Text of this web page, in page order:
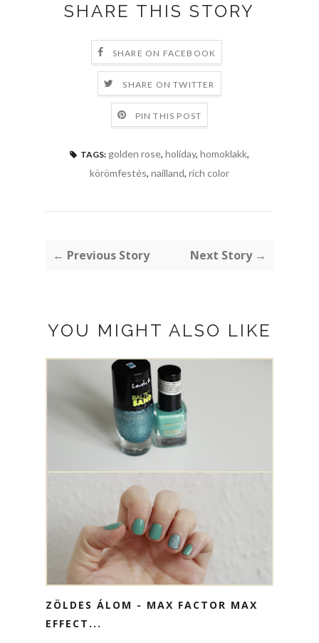
SHARE THIS STORY
SHARE ON FACEBOOK
SHARE ON TWITTER
PIN THIS POST
TAGS: golden rose, holiday, homoklakk,
körömfestés, nailland, rich color
← Previous Story Next Story →
YOU MIGHT ALSO LIKE
ZÖLDES ÁLOM - MAX FACTOR MAX
EFFECT...